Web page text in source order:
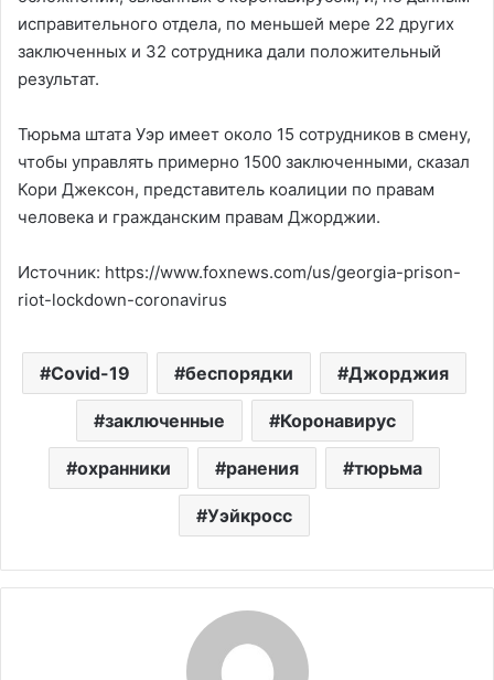
исправительного отдела, по меньшей мере 22 других
заключенных и 32 сотрудника дали положительный
результат.
Тюрьма штата Уэр имеет около 15 сотрудников в смену,
чтобы управлять примерно 1500 заключенными, сказал
Кори Джексон, представитель коалиции по правам
человека и гражданским правам Джорджии.
Источник: https://www.foxnews.com/us/georgia-prison-
riot-lockdown-coronavirus
Covid-19 беспорядки Джорджия
заключенные Коронавирус
охранники ранения тюрьма
Уэйкросс